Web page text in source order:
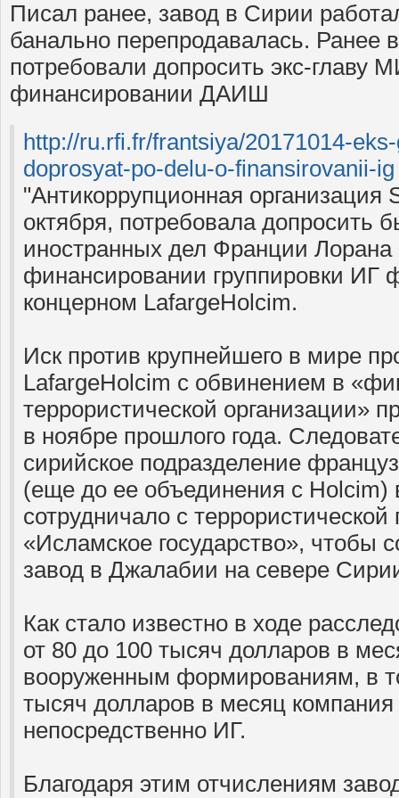
Писал ранее, завод в Сирии
банально перепродавалась. Ранее
потребовали допросить экс-главу
финансировании ДАИШ
http://ru.rfi.fr/frantsiya/20171014-
doprosyat-po-delu-o-finansirovanii-ig
"Антикоррупционная организация
октября, потребовала допросить
иностранных дел Франции
финансировании группировки ИГ
концерном LafargeHolcim.
Иск против крупнейшего в мире
LafargeHolcim с обвинением в
террористической организации»
в ноябре прошлого года.
сирийское подразделение
(еще до ее объединения с Holcim)
сотрудничало с террористической
«Исламское государство», чтобы
завод в Джалабии на севере
Как стало известно в ходе
от 80 до 100 тысяч долларов в
вооруженным формированиям, в
тысяч долларов в месяц компания
непосредственно ИГ.
Благодаря этим отчислениям